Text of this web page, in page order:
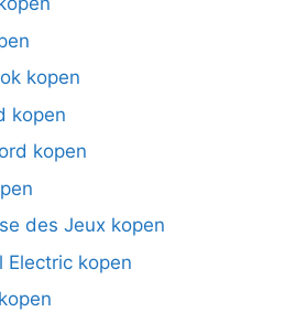
kopen
kopen
kopen
des Jeux kopen
Electric kopen